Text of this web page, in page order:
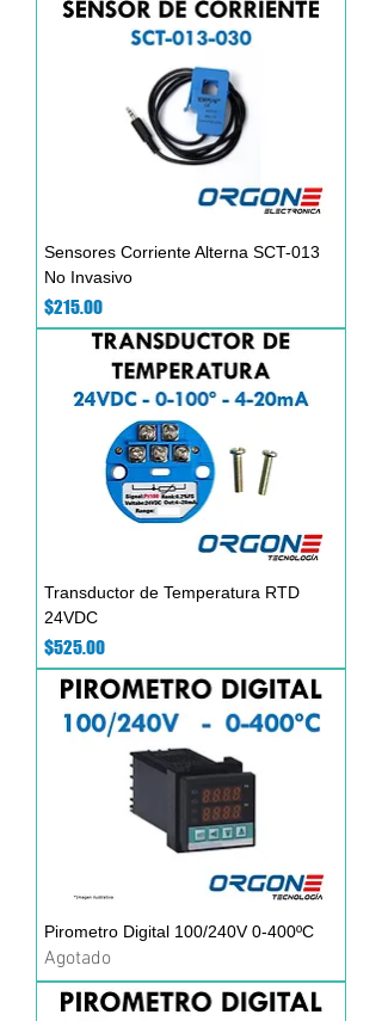
Sensores Corriente Alterna SCT-013
No Invasivo
Precio
$215.00
Transductor de Temperatura RTD
24VDC
Precio
$525.00
Pirometro Digital 100/240V 0-400ºC
Agotado